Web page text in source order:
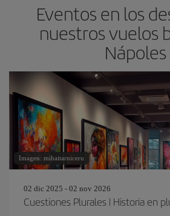
Eventos en los
nuestros vuelos
Nápoles
Imagen: mihaitarniceru
02 dic 2025 - 02 nov 2026
Cuestiones Plurales | Historia en